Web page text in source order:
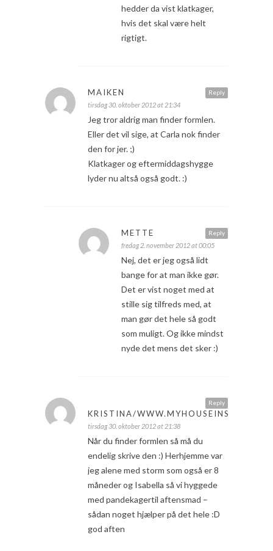
hedder da vist klatkager,
hvis det skal være helt
rigtigt.
Reply
MAIKEN
tirsdag 30. oktober 2012 at 21:34
Jeg tror aldrig man finder formlen.
Eller det vil sige, at Carla nok finder
den for jer. ;)
Klatkager og eftermiddagshygge
lyder nu altså også godt. :)
Reply
METTE
fredag 2. november 2012 at 00:05
Nej, det er jeg også lidt
bange for at man ikke gør.
Det er vist noget med at
stille sig tilfreds med, at
man gør det hele så godt
som muligt. Og ikke mindst
nyde det mens det sker :)
Reply
KRISTINA/
tirsdag 30. oktober 2012 at 21:38
Når du finder formlen så må du
endelig skrive den :) Herhjemme var
jeg alene med storm som også er 8
måneder og Isabella så vi hyggede
med pandekagertil aftensmad –
sådan noget hjælper på det hele :D
god aften